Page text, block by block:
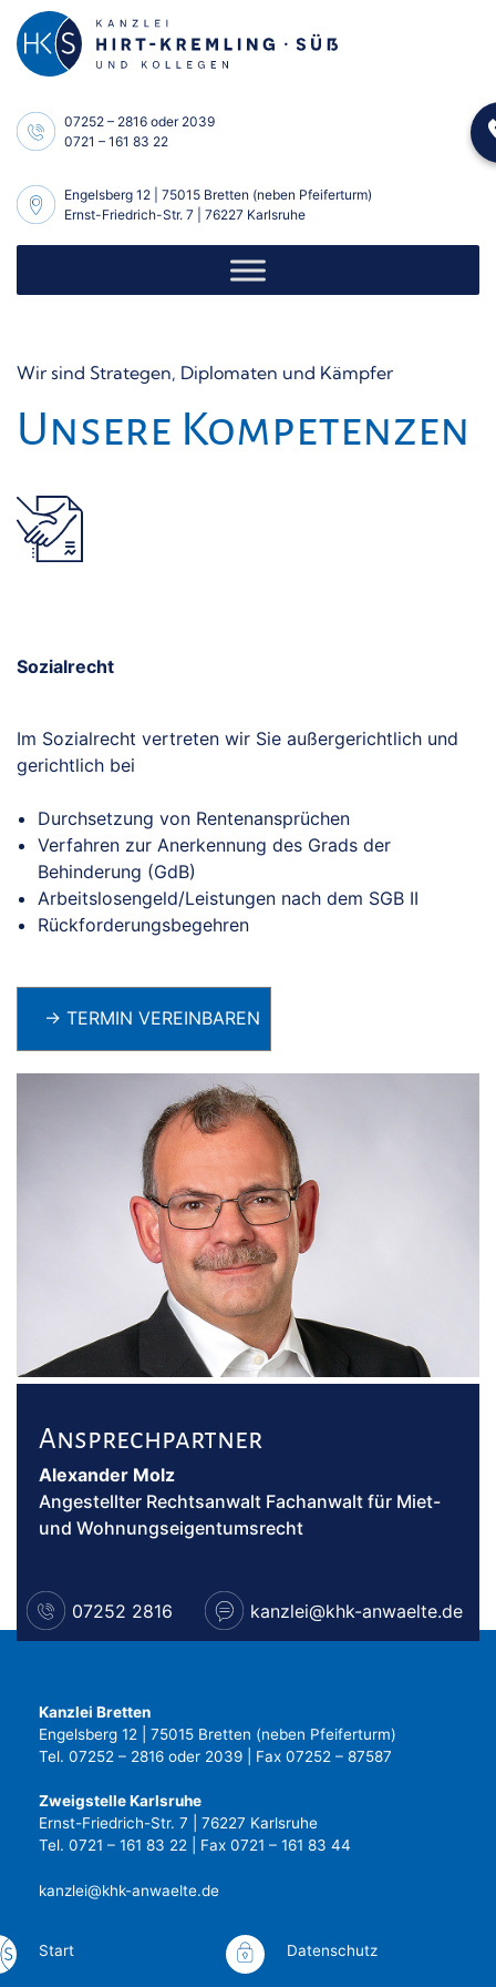
Skip
content
07252 – 2816 oder 2039
0721 – 161 83 22
Engelsberg 12 | 75015 Bretten (neben Pfeiferturm)
Ernst-Friedrich-Str. 7 | 76227 Karlsruhe
Wir sind Strategen, Diplomaten und Kämpfer
Unsere Kompetenzen
Sozialrecht
Im Sozialrecht vertreten wir Sie außergerichtlich und
gerichtlich bei
Durchsetzung von Rentenansprüchen
Verfahren zur Anerkennung des Grads der
Behinderung (GdB)
Arbeitslosengeld/Leistungen nach dem SGB II
Rückforderungsbegehren
→ TERMIN VEREINBAREN
Ansprechpartner
Alexander Molz
Angestellter Rechtsanwalt Fachanwalt für Miet-
und Wohnungseigentumsrecht
07252 2816 kanzlei@khk-anwaelte.de
Kanzlei Bretten
Engelsberg 12 | 75015 Bretten (neben Pfeiferturm)
Tel. 07252 – 2816 oder 2039 | Fax 07252 – 87587
Zweigstelle Karlsruhe
Ernst-Friedrich-Str. 7 | 76227 Karlsruhe
Tel. 0721 – 161 83 22 | Fax 0721 – 161 83 44
kanzlei@khk-anwaelte.de
Start Datenschutz